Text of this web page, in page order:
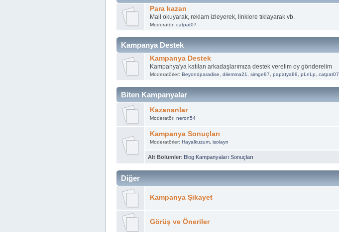
Para kazan
Mail okuyarak, reklam izleyerek, linklere tıklayarak vb.
Moderatör: catpat07
Kampanya Destek
Kampanya Destek
Kampanya'ya katılan arkadaşlarımıza destek verelim oy gönderelim
Moderatörler: Beyondparadise dilemma21 simge87 papatya89 pLnLp catpat07
Biten Kampanyalar
Kazananlar
Moderatör: neron54
Kampanya Sonuçları
Moderatörler: Hayalkuzum, isolayn
Alt Bölümler: Blog Kampanyaları Sonuçları
Diğer
Kampanya Şikayet
Görüş ve Öneriler